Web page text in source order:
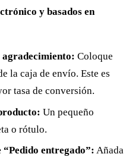
y basados en
Coloque
la caja de envío. Este es
tasa de conversión.
Un pequeño
o rótulo.
entregado”: Añada